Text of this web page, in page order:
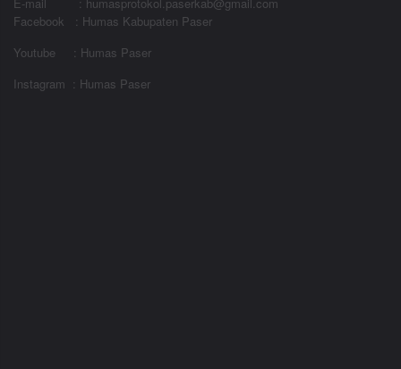
Facebook : Humas Kabupaten Paser
Youtube : Humas Paser
Instagram : Humas Paser